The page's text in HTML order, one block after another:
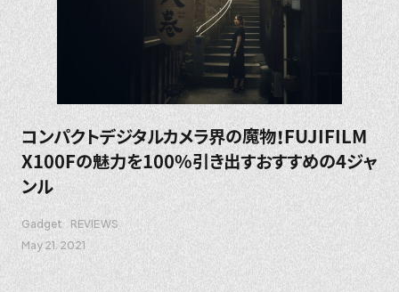
コンパクトデジタルカメラ界の魔物！FUJIFILM
X100Fの魅力を100%引き出すおすすめの4ジャ
ンル
Gadget
REVIEWS
May 21. 2021